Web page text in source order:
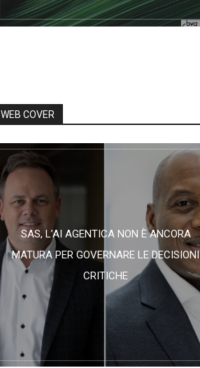
WEB COVER
SAS, L’AI AGENTICA NON È ANCORA
MATURA PER GOVERNARE LE DECISIONI
CRITICHE